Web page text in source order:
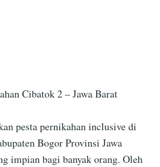
Cibatok 2 – Jawa Barat
pesta pernikahan inclusive di
Bogor Provinsi Jawa
impian bagi banyak orang. Oleh